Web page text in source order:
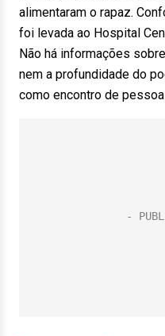
alimentaram o rapaz.
foi levada ao Hospital
Não há informações
nem a profundidade do
como encontro de